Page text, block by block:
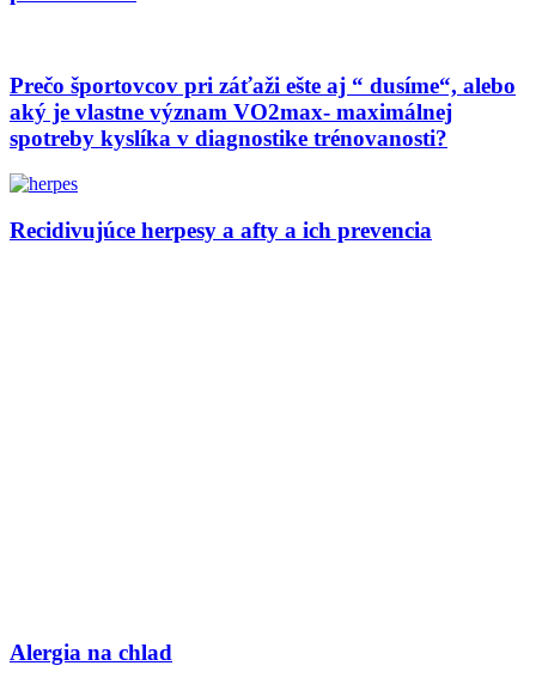
Prečo športovcov pri záťaži ešte aj “ dusíme“, alebo
aký je vlastne význam VO2max- maximálnej
spotreby kyslíka v diagnostike trénovanosti?
Recidivujúce herpesy a afty a ich prevencia
Alergia na chlad